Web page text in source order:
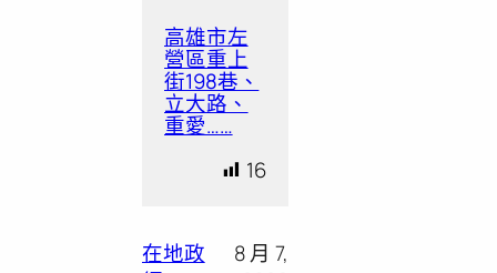
高雄市左
營區重上
街198巷、
立大路、
重愛……
16
在地政
8 月 7,